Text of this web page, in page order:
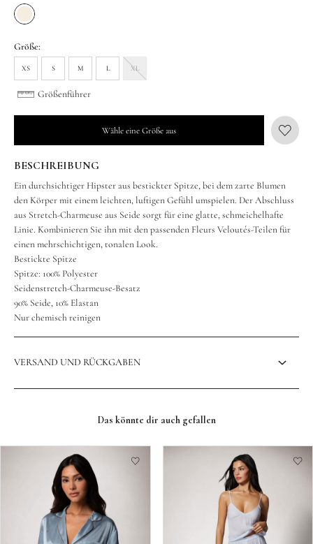
Größe:
XS S M L XL
Größenführer
Wähle eine Größe aus
BESCHREIBUNG
Ein durchsichtiger Hipster aus bestickter Spitze, bei dem zarte Blumen
den Körper mit einem leichten, luftigen Gefühl umspielen. Der Abschluss
aus Stretch-Charmeuse aus Seide sorgt für eine glatte, schmeichelhafte
Linie. Kombinieren Sie ihn mit den passenden Fleurs Veloutés-Teilen für
einen mehrschichtigen, tonalen Look.
Bestickte Spitze
Spitze: 100% Polyester
Seidenstretch-Charmeuse-Besatz
90% Seide, 10% Elastan
Nur chemisch reinigen
VERSAND UND RÜCKGABEN
Das könnte dir auch gefallen